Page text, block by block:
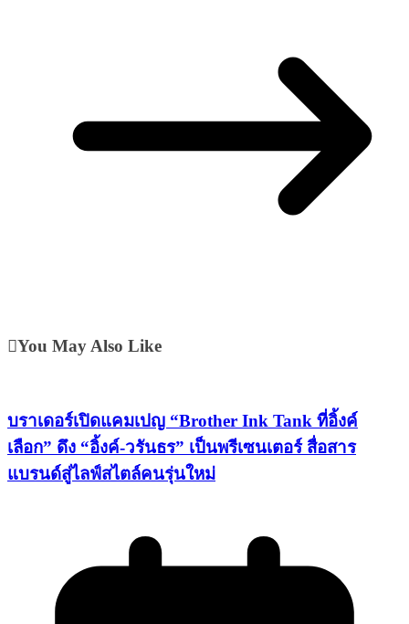
You May Also Like
บราเดอร์เปิดแคมเปญ “Brother Ink Tank ที่อิ้งค์
เลือก” ดึง “อิ้งค์-วรันธร” เป็นพรีเซนเตอร์ สื่อสาร
แบรนด์สู่ไลฟ์สไตล์คนรุ่นใหม่